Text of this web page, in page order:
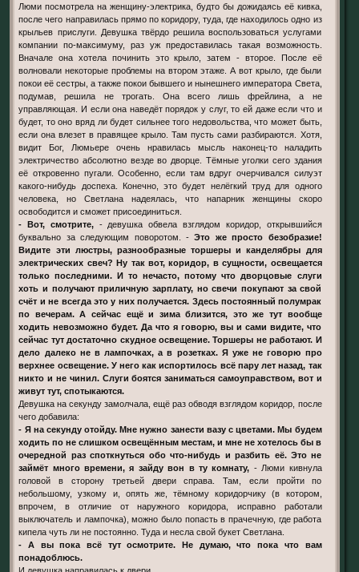
Люми посмотрела на женщину-электрика, будто бы дожидаясь её кивка,
после чего направилась прямо по коридору, туда, где находилось одно из
крыльев прислуги. Девушка твёрдо решила воспользоваться услугами
компании по-максимуму, раз уж предоставилась такая возможность.
Вначале она хотела починить это крыло, затем - второе. После её
волновали некоторые проблемы на втором этаже. А вот крыло, где были
покои её сестры, а также покои бывшего и нынешнего императора Света,
подумав, решила не трогать. Она всего лишь фрейлина, а не
управляющая. И если она наведёт порядок у слуг, то ей даже если что и
будет, то оно вряд ли будет сильнее того недовольства, что может быть,
если она влезет в правящее крыло. Там пусть сами разбираются. Хотя,
видит Бог, Люмьере очень нравилась мысль наконец-то наладить
электричество абсолютно везде во дворце. Тёмные уголки сего здания
её откровенно пугали. Особенно, если там вдруг очерчивался силуэт
какого-нибудь доспеха. Конечно, это будет нелёгкий труд для одного
человека, но Светлана надеялась, что напарник женщины скоро
освободится и сможет присоединиться.
- Вот, смотрите,- девушка обвела взглядом коридор, открывшийся
буквально за следующим поворотом. -Это же просто безобразие!
Видите эти люстры, разнообразные торшеры и канделябры для
электрических свеч? Ну так вот, коридор, в сущности, освещается
только последними. И то нечасто, потому что дворцовые слуги
хоть и получают приличную зарплату, но свечи покупают за свой
счёт и не всегда это у них получается. Здесь постоянный полумрак
по вечерам. А сейчас ещё и зима близится, это же тут вообще
ходить невозможно будет. Да что я говорю, вы и сами видите, что
сейчас тут достаточно скудное освещение. Торшеры не работают. И
дело далеко не в лампочках, а в розетках. Я уже не говорю про
верхнее освещение. У него как испортилось всё пару лет назад, так
никто и не чинил. Слуги боятся заниматься самоуправством, вот и
живут тут, спотыкаются.
Девушка на секунду замолчала, ещё раз обводя взглядом коридор, после
чего добавила:
- Я на секунду отойду. Мне нужно занести вазу с цветами. Мы будем
ходить по не слишком освещённым местам, и мне не хотелось бы в
очередной раз споткнуться обо что-нибудь и разбить её. Это не
займёт много времени, я зайду вон в ту комнату, - Люми кивнула
головой в сторону третьей двери справа. Там, если пройти по
небольшому, узкому и, опять же, тёмному коридорчику (в котором,
впрочем, в отличие от наружного коридора, исправно работали
выключатель и лампочка), можно было попасть в прачечную, где работа
кипела чуть ли не постоянно. Туда и несла свой букет Светлана.
- А вы пока всё тут осмотрите. Не думаю, что пока что вам
понадоблюсь.